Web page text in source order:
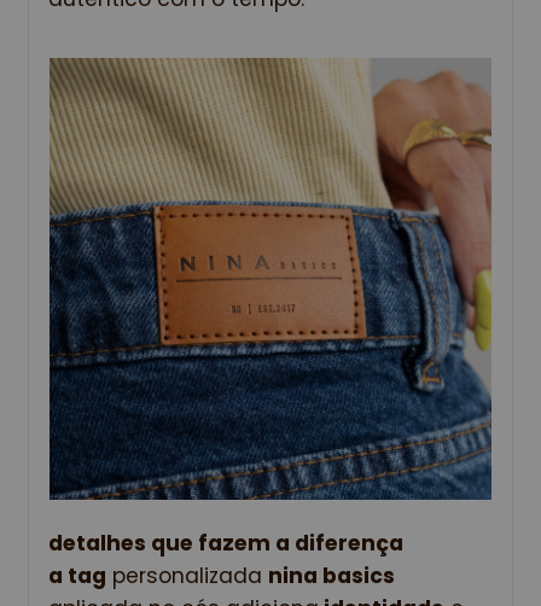
detalhes que fazem a diferença
a tag personalizada nina basics